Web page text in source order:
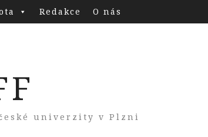
Redakce O nás
univerzity v Plzni